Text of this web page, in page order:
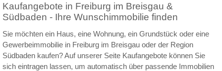
Kaufangebote in Freiburg im Breisgau &
Südbaden - Ihre Wunschimmobilie finden
Sie möchten ein Haus, eine Wohnung, ein Grundstück oder eine
Gewerbeimmobilie in Freiburg im Breisgau oder der Region
Südbaden kaufen? Auf unserer Seite Kaufangebote können Sie
sich eintragen lassen, um automatisch über passende Immobilien